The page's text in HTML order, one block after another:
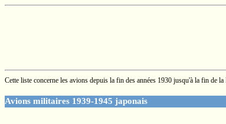
Cette liste concerne les avions depuis la fin des années 1930 jusqu'à la fin de
Avions militaires 1939-1945 japonais